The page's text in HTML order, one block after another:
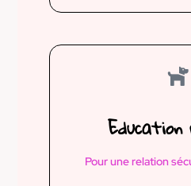
Pour une relation